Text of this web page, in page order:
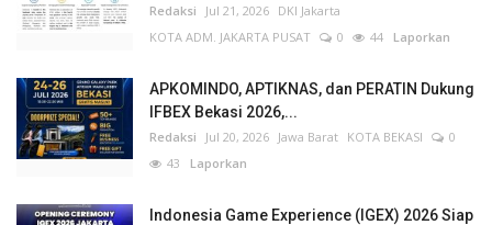
Redaksi Jul 21, 2026 DKI Jakarta
KOTA ADM. JAKARTA PUSAT
0 44 Laporkan
APKOMINDO, APTIKNAS, dan PERATIN Dukung
IFBEX Bekasi 2026,...
Redaksi Jul 20, 2026 Jawa Barat KOTA BEKASI
0
43 Laporkan
Indonesia Game Experience (IGEX) 2026 Siap